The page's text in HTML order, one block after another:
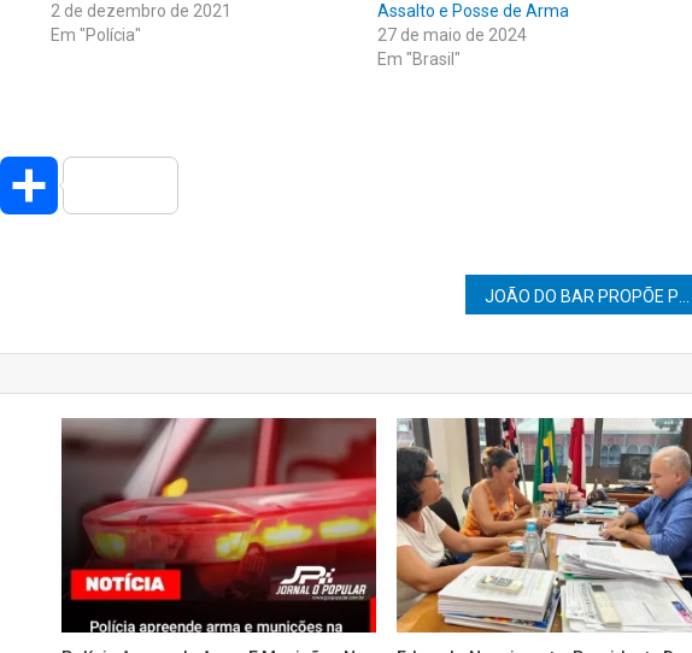
2 de dezembro de 2021
Em "Polícia"
Assalto e Posse de Arma
27 de maio de 2024
Em "Brasil"
Twitter Share